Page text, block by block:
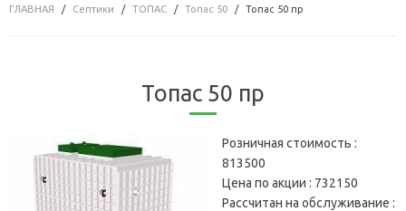
ГЛАВНАЯ Септики ТОПАС Топас 50 Топас 50 пр
Топас 50 пр
Розничная стоимость :
813500
Цена по акции : 732150
Рассчитан на обслуживание :